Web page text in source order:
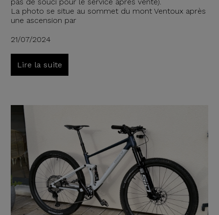
pas de souci pour le service après vente).
La photo se situe au sommet du mont Ventoux après
une ascension par
21/07/2024
Lire la suite